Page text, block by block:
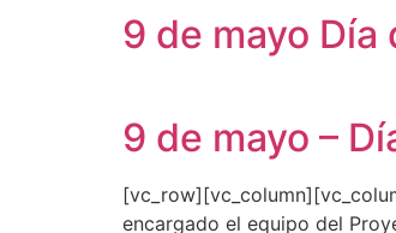
9 de mayo Día
9 de mayo –
encargado el equipo del